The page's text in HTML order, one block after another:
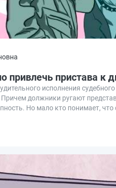
привлечь пристава к
исполнения
должники ругают
Но мало кто понимает,
оно применяется.